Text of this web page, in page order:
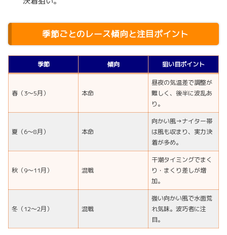
季節ごとのレース傾向と注目ポイント
季節 傾向 狙い目ポイント
春（3〜5月） 本命
昼夜の気温差で調整が
難しく、後半に波乱あ
り。
夏（6〜8月） 本命
向かい風→ナイター帯
は風も収まり、実力決
着が多め。
秋（9〜11月） 混戦
干潮タイミングでまく
り・まくり差しが増
加。
冬（12〜2月） 混戦
強い向かい風で水面荒
れ気味。波巧者に注
目。